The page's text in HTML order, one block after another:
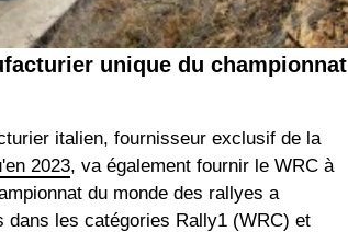
unique du championnat
italien, fournisseur exclusif de la
2023, va également fournir le WRC à
du monde des rallyes a
dans les catégories Rally1 (WRC) et